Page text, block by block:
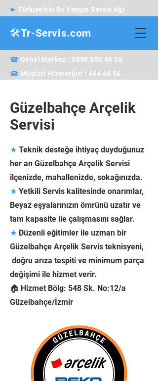
☎ Müşteri Hizmetleri : 444 46 56
➽ Türkiye'nin En Yaygın Servis Ağı
☎ Genel Merkez : 0850 850 46 56
🛠️Tr-Servis.com
Güzelbahçe Arçelik
Servisi
★ Teknik desteğe ihtiyaç duyduğunuz
her an Güzelbahçe Arçelik Servisi
ilçenizde, mahallenizde, sokağınızda.
★ Yetkili Servis kalitesinde onarımlar,
Beyaz eşyalarınızın ömrünü uzatır ve
tam kapasite ile çalışmasını sağlar.
★ Düzenli eğitimler ile uzman bir
Güzelbahçe Arçelik Servis teknisyeni,
doğru arıza tespiti ve minimum parça
değişimi ile hizmet verir.
🏠 Hizmet Bölg: 548 Sk. No:12/a
Güzelbahçe/İzmir